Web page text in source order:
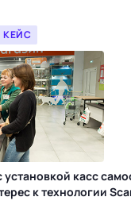
КЕЙС
установкой касс
к технологии